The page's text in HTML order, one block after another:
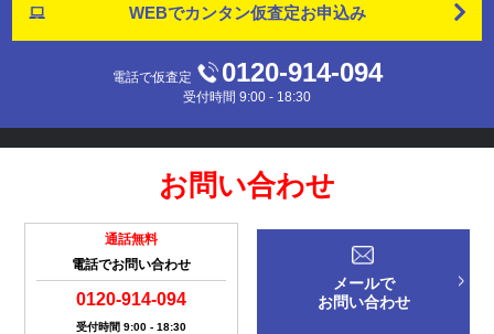
WEBでカンタン仮査定お申込み
電話で仮査定 0120-914-094
受付時間 9:00 - 18:30
お問い合わせ
通話無料
電話でお問い合わせ
0120-914-094
受付時間 9:00 - 18:30
メールで
お問い合わせ